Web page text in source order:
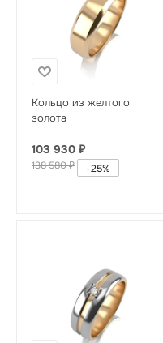
Кольцо из желтого
золота
103 930 ₽
138 580₽ -25%